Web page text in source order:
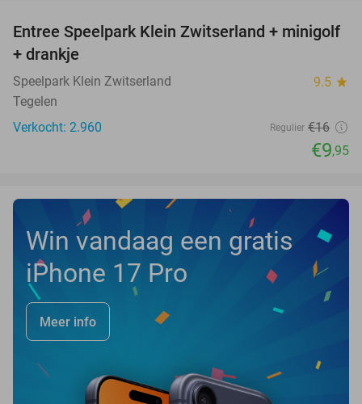
38%
Entree Speelpark Klein Zwitserland + minigolf
+ drankje
Speelpark Klein Zwitserland 9.5 star
Tegelen
Verkocht: 2.960
Regulier €16
€9,95
Win vandaag een gratis
iPhone 17 Pro
Meer info